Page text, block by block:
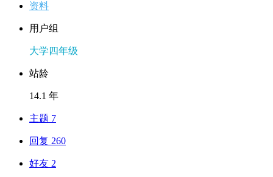
资料
用户组
大学四年级
站龄
14.1 年
主题 7
回复 260
好友 2